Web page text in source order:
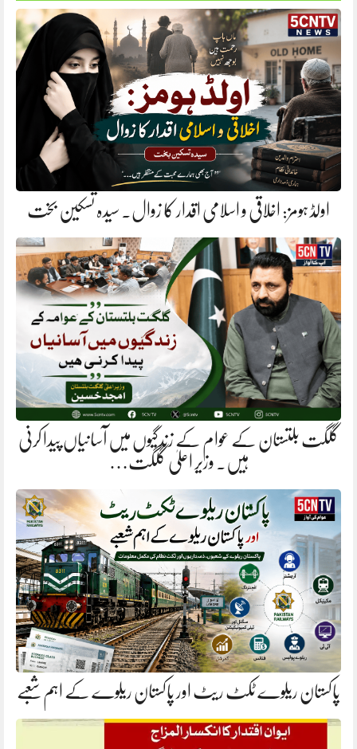
اولڈ ہومز: اخلاقی و اسلامی اقدار کا زوال. سیدہ تسکین بخت
گلگت بلتستان کے عوام کے زندگیوں میں آسانیاں پیدا کرنی
ہیں. وزیر اعلیٰ گلگت…
پاکستان ریلوے ٹکٹ ریٹ اور پاکستان ریلوے کے اہم شعبے